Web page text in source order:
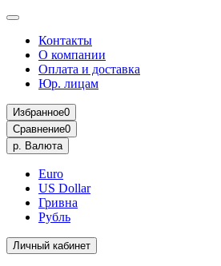
Контакты
О компании
Оплата и доставка
Юр. лицам
Избранное0
Сравнение0
р. Валюта
Euro
US Dollar
Гривна
Рубль
Личный кабинет